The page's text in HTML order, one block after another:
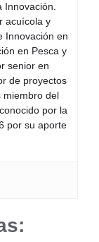
Innovación.
acuícola y
Innovación en
en Pesca y
senior en
de proyectos
miembro del
por la
por su aporte